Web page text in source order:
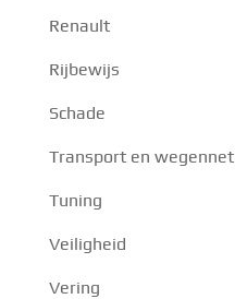
Renault
Rijbewijs
Schade
Transport en wegennet
Tuning
Veiligheid
Vering